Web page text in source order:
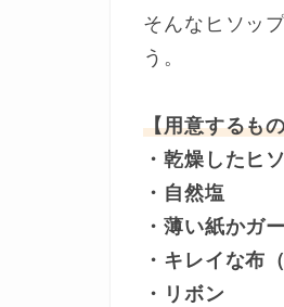
そんなヒソッ
う。
【用意するも
・乾燥したヒ
・自然塩
・薄い紙かガ
・キレイな布
・リボン